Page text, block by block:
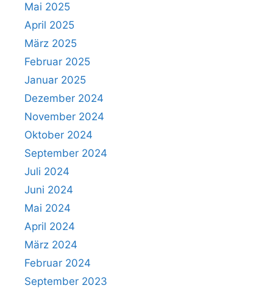
Mai 2025
April 2025
März 2025
Februar 2025
Januar 2025
Dezember 2024
November 2024
Oktober 2024
September 2024
Juli 2024
Juni 2024
Mai 2024
April 2024
März 2024
Februar 2024
September 2023